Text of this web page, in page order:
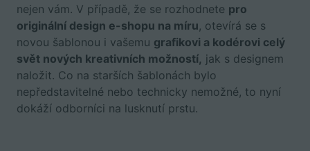
nejen vám. V případě, že se rozhodnete pro
originální design e-shopu na míru, otevírá se s
novou šablonou i vašemu grafikovi a kodérovi celý
svět nových kreativních možností, jak s designem
naložit. Co na starších šablonách bylo
nepředstavitelné nebo technicky nemožné, to nyní
dokáží odborníci na lusknutí prstu.